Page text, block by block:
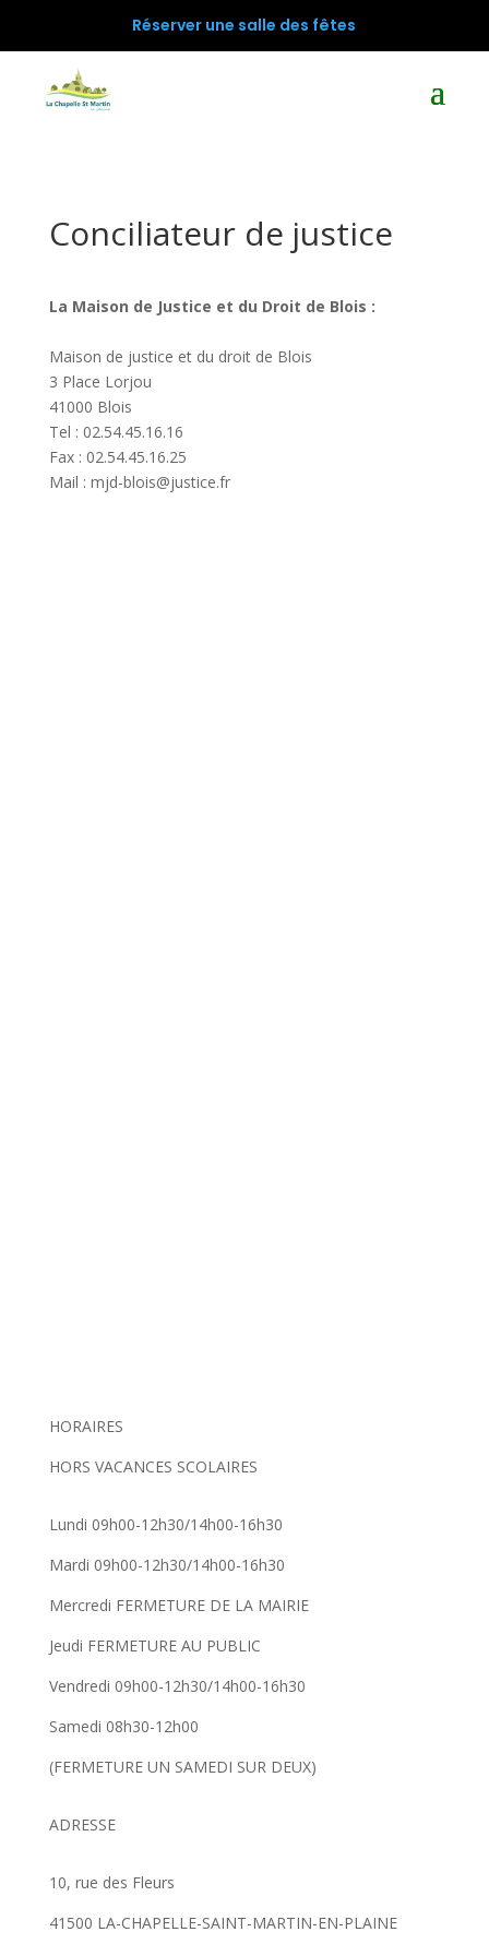
Réserver une salle des fêtes
Conciliateur de justice
La Maison de Justice et du Droit de Blois :
Maison de justice et du droit de Blois
3 Place Lorjou
41000 Blois
Tel : 02.54.45.16.16
Fax : 02.54.45.16.25
Mail : mjd-blois@justice.fr
HORAIRES
HORS VACANCES SCOLAIRES
Lundi 09h00-12h30/14h00-16h30
Mardi 09h00-12h30/14h00-16h30
Mercredi FERMETURE DE LA MAIRIE
Jeudi FERMETURE AU PUBLIC
Vendredi 09h00-12h30/14h00-16h30
Samedi 08h30-12h00
(FERMETURE UN SAMEDI SUR DEUX)
ADRESSE
10, rue des Fleurs
41500 LA-CHAPELLE-SAINT-MARTIN-EN-PLAINE